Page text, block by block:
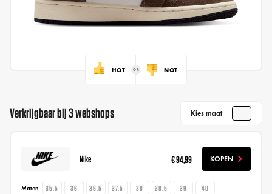
HOT NOT
Verkrijgbaar bij 3 webshops Kies maat
Nike € 94,99 KOPEN
Maten 35.5 36 36.5 37.5 38 38.5 39 40